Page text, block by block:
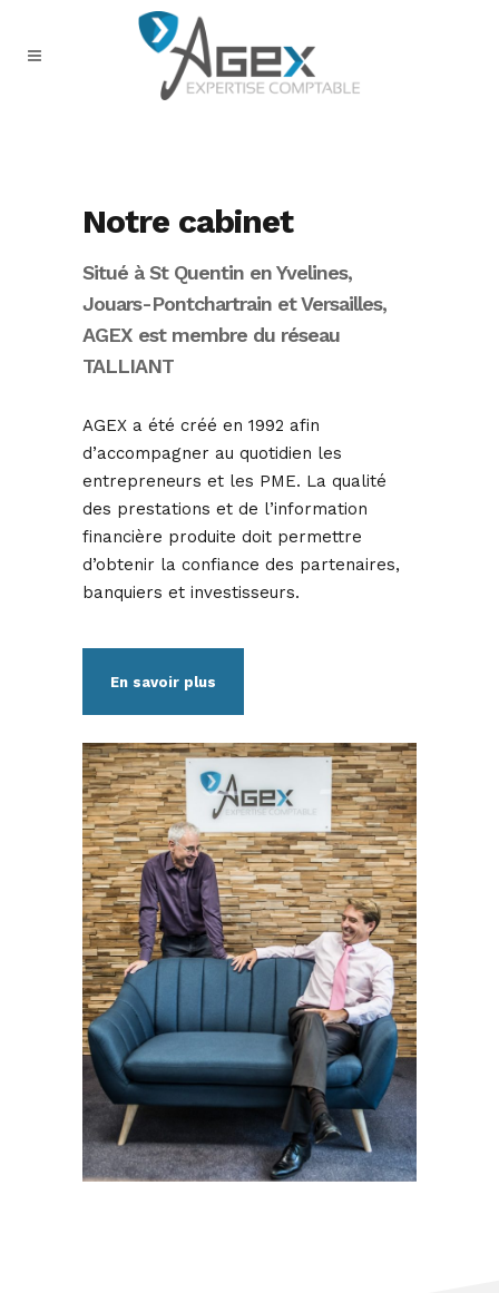
Notre cabinet
Situé à St Quentin en Yvelines,
Jouars-Pontchartrain et Versailles,
AGEX est membre du réseau
TALLIANT
AGEX a été créé en 1992 afin
d’accompagner au quotidien les
entrepreneurs et les PME. La qualité
des prestations et de l’information
financière produite doit permettre
d’obtenir la confiance des partenaires,
banquiers et investisseurs.
En savoir plus